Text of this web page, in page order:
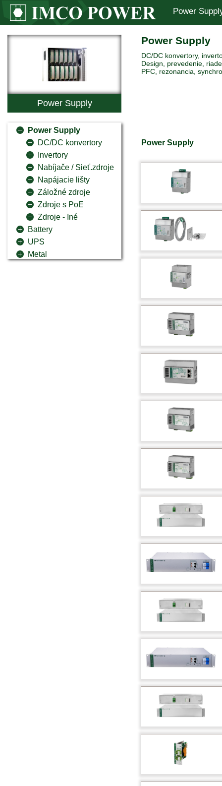
Power
Power Supply
Power Supply
DC/DC konvertory
Invertory
Nabíjače / Sieť.zdroje
Napájacie lišty
Záložné zdroje
Zdroje s PoE
Zdroje - Iné
Battery
UPS
Metal
Power Supply
DC/DC konvertory,
Design, prevedenie,
PFC, rezonancia,
Power Supply